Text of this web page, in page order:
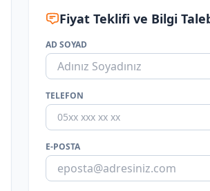
Fiyat Teklifi ve Bilgi
AD SOYAD
TELEFON
E-POSTA